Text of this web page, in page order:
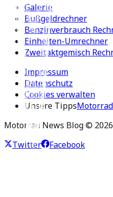
Galerie
Bußgeldrechner
Benzinverbrauch
Einheiten-Umrechner
Zweitaktgemisch
Impressum
Datenschutz
Cookies verwalten
Unsere Tipps
Motorrad News Blog © 2026
Twitter
Facebook